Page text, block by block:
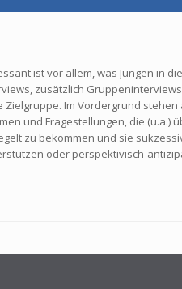
ist vor allem, was Jungen in
zusätzlich
Im Vordergrund
und Fragestellungen, die
zu bekommen und sie
oder perspektivisch-